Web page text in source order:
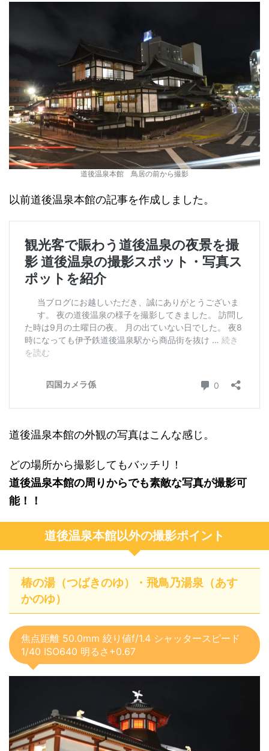
道後温泉本館 鳥居の前から撮影
以前道後温泉本館の記事を作成しました。
道後温泉本館の外観の写真はこんな感じ。
どの場所から撮影してもバッチリ！
道後温泉本館の周りからでも素敵な写真が撮影可
能！！
道後温泉本館以外の撮影ポイント
椿の湯（つばきのゆ）・飛鳥乃湯泉（あす
かのゆ）
焦点距離 50.0mm 絞り値f/1.4 シャッタースピード
1/40 ISO640 明るさ+0.67